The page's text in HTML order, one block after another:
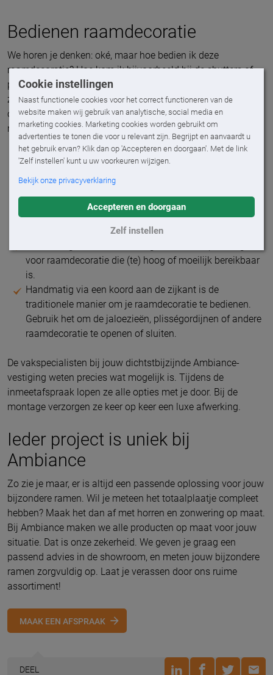
Cookie instellingen
Naast functionele cookies voor het correct functioneren van de
website maken wij gebruik van analytische, social media en
marketing cookies. Marketing cookies worden gebruikt om
advertenties te tonen die voor u relevant zijn. Begrijpt en aanvaardt u
het gebruik ervan? Klik dan op 'Accepteren en doorgaan'. Met de link
'Zelf instellen' kunt u uw voorkeuren wijzigen.
Bekijk onze privacyverklaring
Accepteren en doorgaan
Zelf instellen
Bedienen raamdecoratie
We horen je denken: oké, maar hoe bedien ik deze
raamdecoratie? Hoe kom ik bijvoorbeeld bij de shutters of
plisségordijnen die hoog in het raam of in de nok van de
zolder zitten? Geen zorgen, daar hebben we ook een
oplossing voor. Je kunt namelijk kiezen uit verschillende
manieren om je raamdecoratie te bedienen, zoals:
Elektrische raamdecoratie. Dit is de meest
Ambiance. Je opent, sluit of kantelt raamdecoratie en
zonwering met één druk op de knop. Naast een
afstandsbediening kun je ze ook via een app op je
smartphone of tablet bedienen. Zelfs op grote afstand.
voor raamdecoratie die (te) hoog of moeilijk bereikbaar
is.
Handmatig via een koord aan de zijkant is de
traditionele manier om je raamdecoratie te bedienen.
Gebruik het om de jaloezieën, plisségordijnen of andere
raamdecoratie te openen of sluiten.
De vakspecialisten bij jouw dichtstbijzijnde Ambiance-
vestiging weten precies wat mogelijk is. Tijdens de
inmeetafspraak lopen ze alle opties met je door. Bij de
montage verzorgen ze keer op keer een luxe afwerking.
Ieder project is uniek bij
Ambiance
Zo zie je maar, er is altijd een passende oplossing voor jouw
bijzondere ramen. Wil je meteen het totaalplaatje compleet
hebben? Maak het dan af met horren en zonwering op maat.
Bij Ambiance maken we alle producten op maat voor jouw
situatie. Dat is onze zekerheid. We geven je graag een
passend advies in de showroom, en meten jouw bijzondere
ramen zorgvuldig op. Laat je verassen door ons ruime
assortiment!
MAAK EEN AFSPRAAK
DEEL